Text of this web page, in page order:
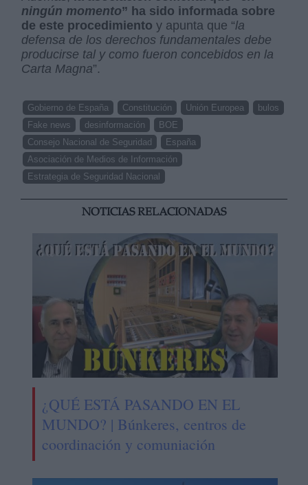
ningún momento” ha sido informada sobre
de este procedimiento y apunta que “la
defensa de los derechos fundamentales debe
producirse tal y como fueron concebidos en la
Carta Magna”.
Gobierno de España Constitución Unión Europea
bulos
Fake news
desinformación
BOE
Consejo Nacional de Seguridad
España
Asociación de Medios de Información
Estrategia de Seguridad Nacional
NOTICIAS RELACIONADAS
¿QUÉ ESTÁ PASANDO EN EL
MUNDO? | Búnkeres, centros de
coordinación y comuniación